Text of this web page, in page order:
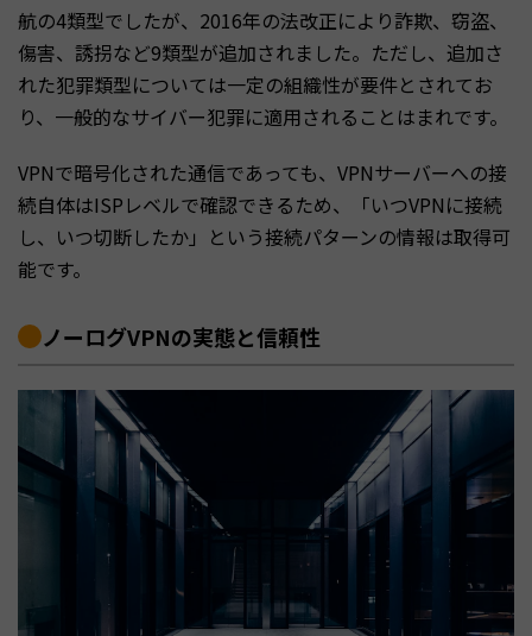
航の4類型でしたが、2016年の法改正により詐欺、窃盗、
傷害、誘拐など9類型が追加されました。ただし、追加さ
れた犯罪類型については一定の組織性が要件とされてお
り、一般的なサイバー犯罪に適用されることはまれです。
VPNで暗号化された通信であっても、VPNサーバーへの接
続自体はISPレベルで確認できるため、「いつVPNに接続
し、いつ切断したか」という接続パターンの情報は取得可
能です。
ノーログVPNの実態と信頼性